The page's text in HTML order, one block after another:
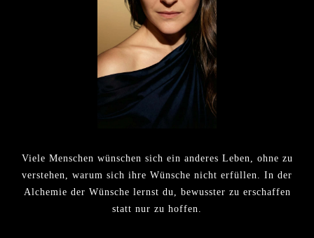
Viele Menschen wünschen sich ein anderes Leben, ohne zu
verstehen, warum sich ihre Wünsche nicht erfüllen. In der
Alchemie der Wünsche lernst du, bewusster zu erschaffen
statt nur zu hoffen.